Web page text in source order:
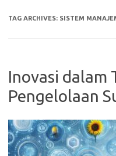
TAG ARCHIVES: SISTEM
Inovasi dalam
Pengelolaan